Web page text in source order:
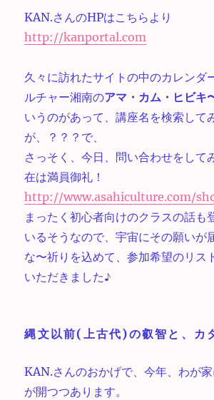
KAN.さんのHPはこちらより
http://kanportal.com
久々に訪れたサイトの中のカレンダ
ルチャー湘南のアマ・カム・ヒビキ
いうのがあって、講座名を検索して
が、？？？で、
さっそく、今日、問い合わせをして
在は満員御礼！
http://www.asahiculture.com/
まったく初心者向けのクラスの話も
いるそうなので、宇宙にその願いが
な〜祈りを込めて、参加希望のリス
いただきました♪
縄文以前(上古代)の叡智と、カ
KAN.さんのおかげで、今年、わが
が開つつあります。